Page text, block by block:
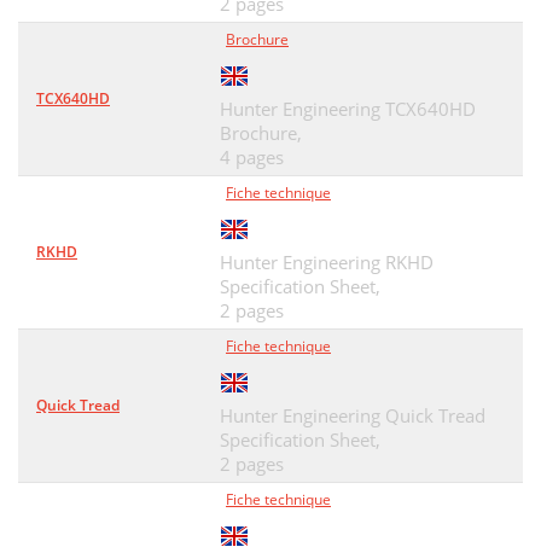
TCX640HD
Brochure
Hunter Engineering TCX640HD
Brochure,
4 pages
RKHD
Fiche technique
Hunter Engineering RKHD
Specification Sheet,
2 pages
Quick Tread
Fiche technique
Hunter Engineering Quick Tread
Specification Sheet,
2 pages
Fiche technique